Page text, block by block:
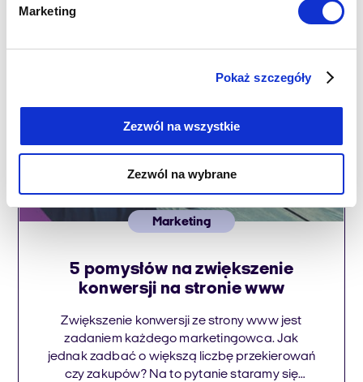
Marketing
Pokaż szczegóły
Zezwól na wszystkie
Zezwól na wybrane
elementem obsługi klienta, a także coraz
częściej telemarketingu. Czy jednak zacznie
prawdopodobieństwo.
Marketing
5 pomysłów na zwiększenie
konwersji na stronie www
Zwiększenie konwersji ze strony www jest
zadaniem każdego marketingowca. Jak
jednak zadbać o większą liczbę przekierowań
czy zakupów? Na to pytanie staramy się